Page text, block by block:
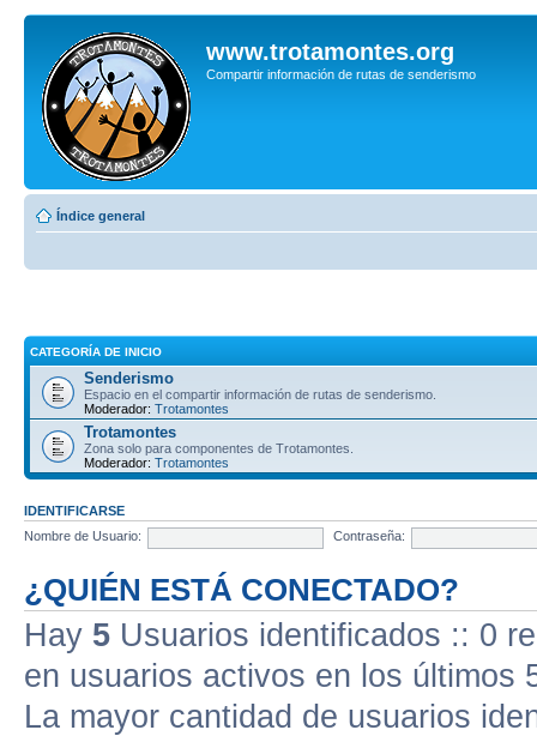
www.trotamontes.org
Compartir información de rutas de senderismo
Índice general
CATEGORÍA DE INICIO
Senderismo
Espacio en el compartir información de rutas de senderismo.
Moderador: Trotamontes
Trotamontes
Zona solo para componentes de Trotamontes.
Moderador: Trotamontes
IDENTIFICARSE
Nombre de Usuario:
Contraseña:
¿QUIÉN ESTÁ CONECTADO?
Hay 5 Usuarios identificados :: 0
en usuarios activos en los últimos
La mayor cantidad de usuarios